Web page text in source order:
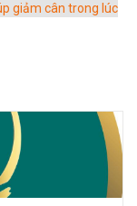
giảm cân trong lúc